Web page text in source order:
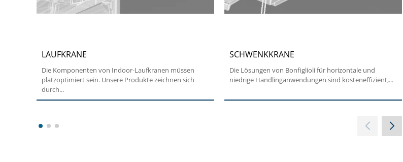
LAUFKRANE
Die Komponenten von Indoor-Laufkranen müssen
platzoptimiert sein. Unsere Produkte zeichnen sich
durch...
SCHWENKKRANE
Die Lösungen von Bonfiglioli für horizontale und
niedrige Handlinganwendungen sind kosteneffizient,...
1 2 3